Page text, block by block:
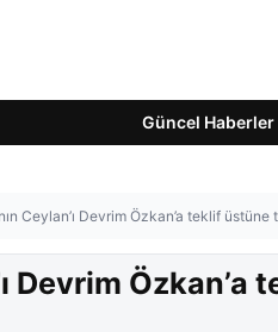
Güncel Haberler
Ceylan’ı Devrim Özkan’a teklif
Devrim